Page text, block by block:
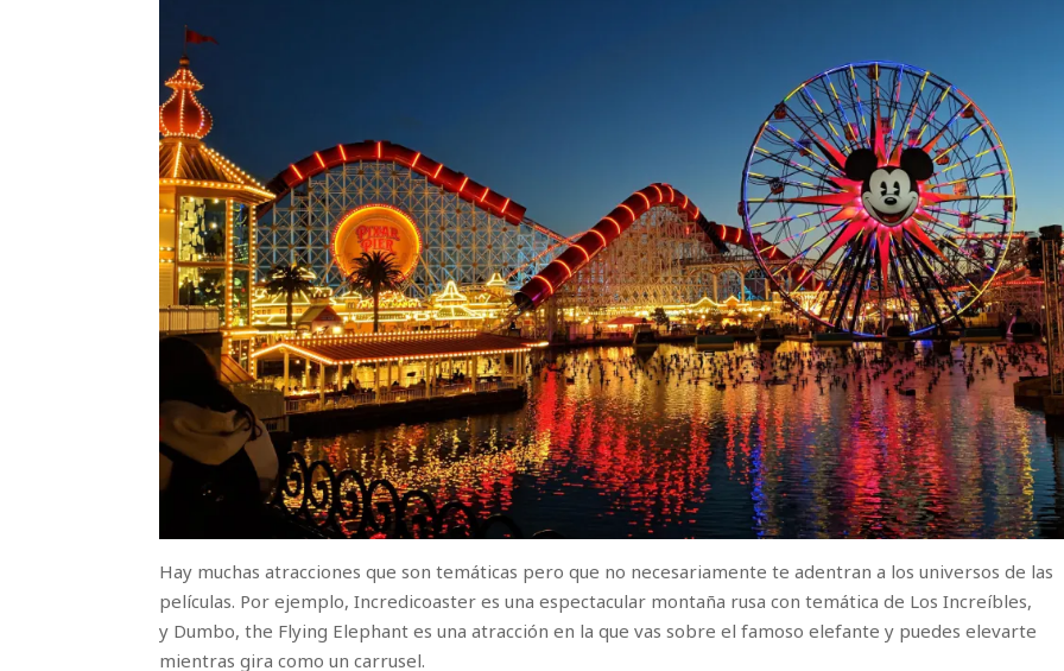
Hay muchas atracciones que son temáticas pero que no necesariamente te adentran a los universos de las
películas. Por ejemplo, Incredicoaster es una espectacular montaña rusa con temática de Los Increíbles,
y Dumbo, the Flying Elephant es una atracción en la que vas sobre el famoso elefante y puedes elevarte
mientras gira como un carrusel.